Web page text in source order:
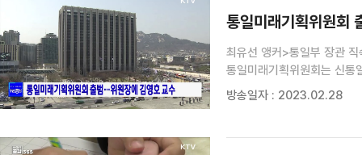
통일미래기획위원회
최유선 앵커>통일부 장관
통일미래기획위원회는 신통
역할을 맡습니다.김영호 성
방송일자 : 2023.02.28